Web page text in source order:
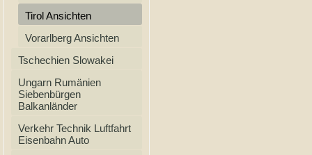
Tirol Ansichten
Vorarlberg Ansichten
Tschechien Slowakei
Ungarn Rumänien
Siebenbürgen
Balkanländer
Verkehr Technik Luftfahrt
Eisenbahn Auto